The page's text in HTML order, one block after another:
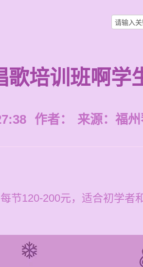
歌培训班啊学
作者： 来源： 福
节120-200元，适合初学者